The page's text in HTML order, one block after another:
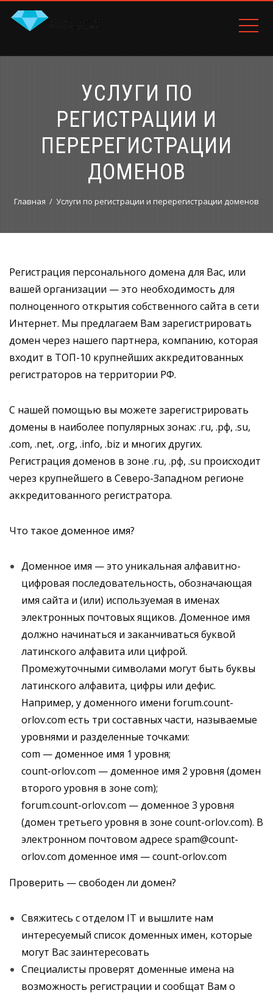
УСЛУГИ ПО
РЕГИСТРАЦИИ И
ПЕРЕРЕГИСТРАЦИИ
ДОМЕНОВ
Главная Услуги по регистрации и перерегистрации доменов
Регистрация персонального домена для Вас, или
вашей организации — это необходимость для
полноценного открытия собственного сайта в сети
Интернет. Мы предлагаем Вам зарегистрировать
домен через нашего партнера, компанию, которая
входит в ТОП-10 крупнейших аккредитованных
регистраторов на территории РФ.
С нашей помощью вы можете зарегистрировать
домены в наиболее популярных зонах: .ru, .рф, .su,
.com, .net, .org, .info, .biz и многих других.
Регистрация доменов в зоне .ru, .рф, .su происходит
через крупнейшего в Северо-Западном регионе
аккредитованного регистратора.
Что такое доменное имя?
Доменное имя — это уникальная алфавитно-
цифровая последовательность, обозначающая
имя сайта и (или) используемая в именах
электронных почтовых ящиков. Доменное имя
должно начинаться и заканчиваться буквой
латинского алфавита или цифрой.
Промежуточными символами могут быть буквы
латинского алфавита, цифры или дефис.
Например, у доменного имени forum.count-
orlov.com есть три составных части, называемые
уровнями и разделенные точками:
com — доменное имя 1 уровня;
count-orlov.com — доменное имя 2 уровня (домен
второго уровня в зоне com);
forum.count-orlov.com — доменное 3 уровня
(домен третьего уровня в зоне count-orlov.com). В
электронном почтовом адресе spam@count-
orlov.com доменное имя — count-orlov.com
Проверить — свободен ли домен?
Свяжитесь с отделом IT и вышлите нам
интересуемый список доменных имен, которые
могут Вас заинтересовать
Специалисты проверят доменные имена на
возможность регистрации и сообщат Вам о